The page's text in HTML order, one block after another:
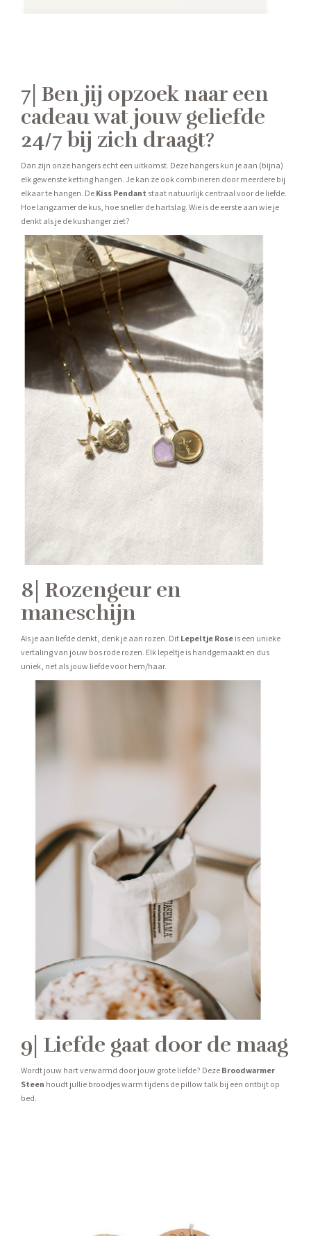
7| Ben jij opzoek naar een
cadeau wat jouw geliefde
24/7 bij zich draagt?
Dan zijn onze hangers echt een uitkomst. Deze hangers kun je aan (bijna)
elk gewenste ketting hangen. Je kan ze ook combineren door meerdere bij
elkaar te hangen. De Kiss Pendant staat natuurlijk centraal voor de liefde.
Hoe langzamer de kus, hoe sneller de hartslag. Wie is de eerste aan wie je
denkt als je de kushanger ziet?
8| Rozengeur en
maneschijn
Als je aan liefde denkt, denk je aan rozen. Dit Lepeltje Rose is een unieke
vertaling van jouw bos rode rozen. Elk lepeltje is handgemaakt en dus
uniek, net als jouw liefde voor hem/haar.
9| Liefde gaat door de maag
Wordt jouw hart verwarmd door jouw grote liefde? Deze Broodwarmer
Steen houdt jullie broodjes warm tijdens de pillow talk bij een ontbijt op
bed.